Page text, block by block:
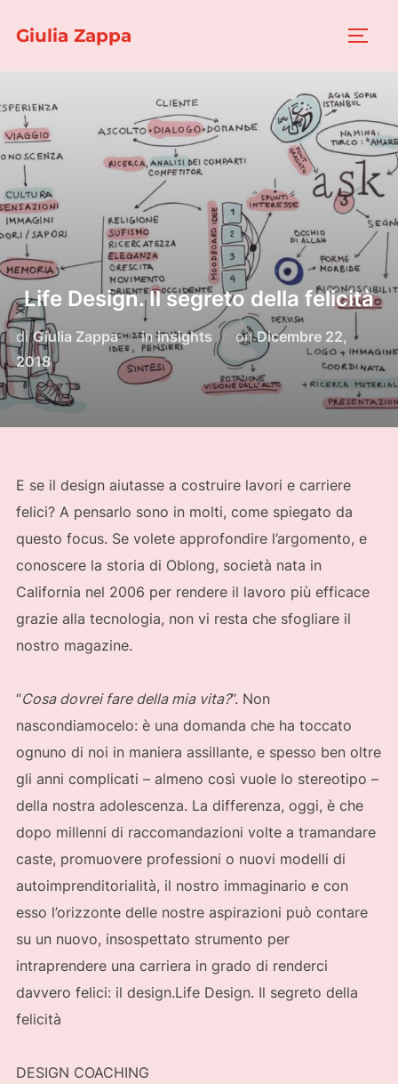
Giulia Zappa
Life Design. Il segreto della felicità
diGiulia Zappa ininsights onPubblicato
il
Dicembre 22,
2018
E se il design aiutasse a costruire lavori e carriere
felici? A pensarlo sono in molti, come spiegato da
questo focus. Se volete approfondire l’argomento, e
conoscere la storia di Oblong, società nata in
California nel 2006 per rendere il lavoro più efficace
grazie alla tecnologia, non vi resta che sfogliare il
nostro magazine.
“Cosa dovrei fare della mia vita?”. Non
nascondiamocelo: è una domanda che ha toccato
ognuno di noi in maniera assillante, e spesso ben oltre
gli anni complicati – almeno così vuole lo stereotipo –
della nostra adolescenza. La differenza, oggi, è che
dopo millenni di raccomandazioni volte a tramandare
caste, promuovere professioni o nuovi modelli di
autoimprenditorialità, il nostro immaginario e con
esso l’orizzonte delle nostre aspirazioni può contare
su un nuovo, insospettato strumento per
intraprendere una carriera in grado di renderci
davvero felici: il design.Life Design. Il segreto della
felicità
DESIGN COACHING